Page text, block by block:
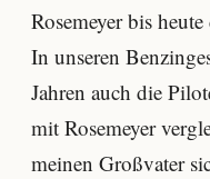
Rosemeyer bis
In unseren
Jahren auch die
mit Rosemeyer
meinen Großvater